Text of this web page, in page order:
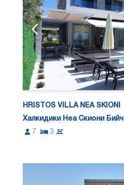
HRISTOS VILLA NEA SKIONI
Халкидики Неа Скиони Бийч
7
3